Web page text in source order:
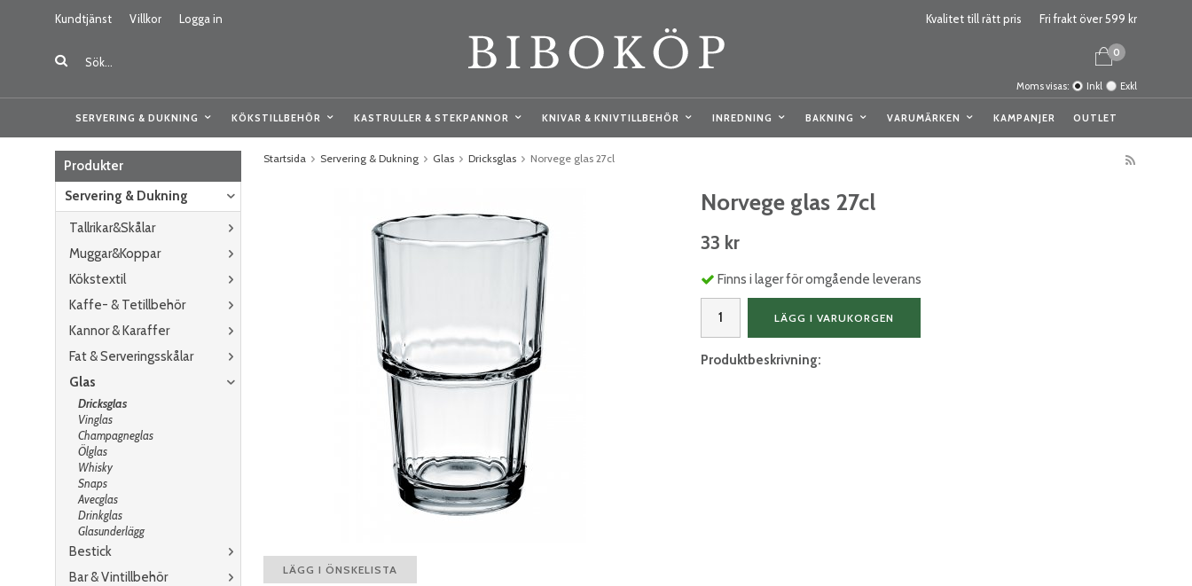
Kundtjänst Villkor Logga in Kvalitet till rätt pris Fri frakt över 599 kr
0
Moms visas: Inkl Exkl
SERVERING & DUKNING KÖKSTILLBEHÖR KASTRULLER & STEKPANNOR KNIVAR & KNIVTILLBEHÖR INREDNING BAKNING VARUMÄRKEN KAMPANJER OUTLET
Produkter
Servering & Dukning
Tallrikar&Skålar
Muggar&Koppar
Kökstextil
Kaffe- & Tetillbehör
Kannor & Karaffer
Fat & Serveringsskålar
Glas
Dricksglas
Vinglas
Champagneglas
Ölglas
Whisky
Snaps
Avecglas
Drinkglas
Glasunderlägg
Bestick
Bar & Vintillbehör
Startsida Servering & Dukning Glas Dricksglas Norvege glas 27cl
Norvege glas 27cl
33 kr
Finns i lager för omgående leverans
LÄGG I VARUKORGEN
Produktbeskrivning:
LÄGG I ÖNSKELISTA